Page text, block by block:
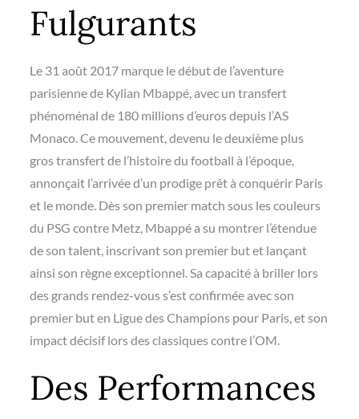
Fulgurants
Le 31 août 2017 marque le début de l’aventure
parisienne de Kylian Mbappé, avec un transfert
phénoménal de 180 millions d’euros depuis l’AS
Monaco. Ce mouvement, devenu le deuxième plus
gros transfert de l’histoire du football à l’époque,
annonçait l’arrivée d’un prodige prêt à conquérir Paris
et le monde. Dès son premier match sous les couleurs
du PSG contre Metz, Mbappé a su montrer l’étendue
de son talent, inscrivant son premier but et lançant
ainsi son règne exceptionnel. Sa capacité à briller lors
des grands rendez-vous s’est confirmée avec son
premier but en Ligue des Champions pour Paris, et son
impact décisif lors des classiques contre l’OM.
Des Performances